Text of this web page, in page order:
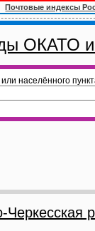
Почтовые индексы
ОКАТО
населённого
Черкесская